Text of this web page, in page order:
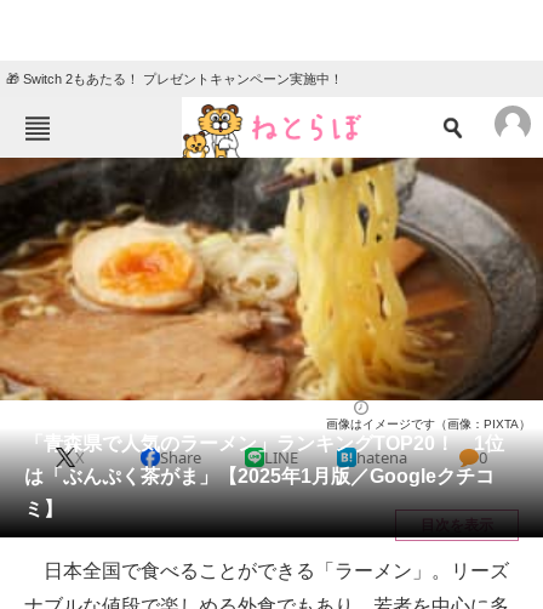
🎁 Switch 2もあたる！ プレゼントキャンペーン実施中！
ねとらぼメニュー
TOP ニュース
エンタメ クイズ
グルメ 地域
住まい 教育・育児
動物 リサーチ
会員記事
メディア
注目記事を集めた総合ページ
ITの今と未来を見通す
「青森県で人気のラーメン」ランキングTOP20！ 1位
は「ぶんぷく茶がま」【2025年1月版／Googleクチコ
ミ】
画像はイメージです（画像：PIXTA）
X Share LINE hatena 0
目次を表示
日本全国で食べることができる「ラーメン」。リーズ